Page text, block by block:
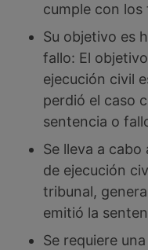
cumple con los
Su objetivo es
fallo: El
ejecución civil
perdió el caso
sentencia o
Se lleva a
de ejecución
tribunal,
emitió la
Se requiere